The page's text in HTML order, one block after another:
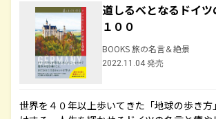
道しるべとなるドイ
１００
BOOKS 旅の名言＆絶景
2022.11.04 発売
世界を４０年以上歩いてきた「地球の歩き